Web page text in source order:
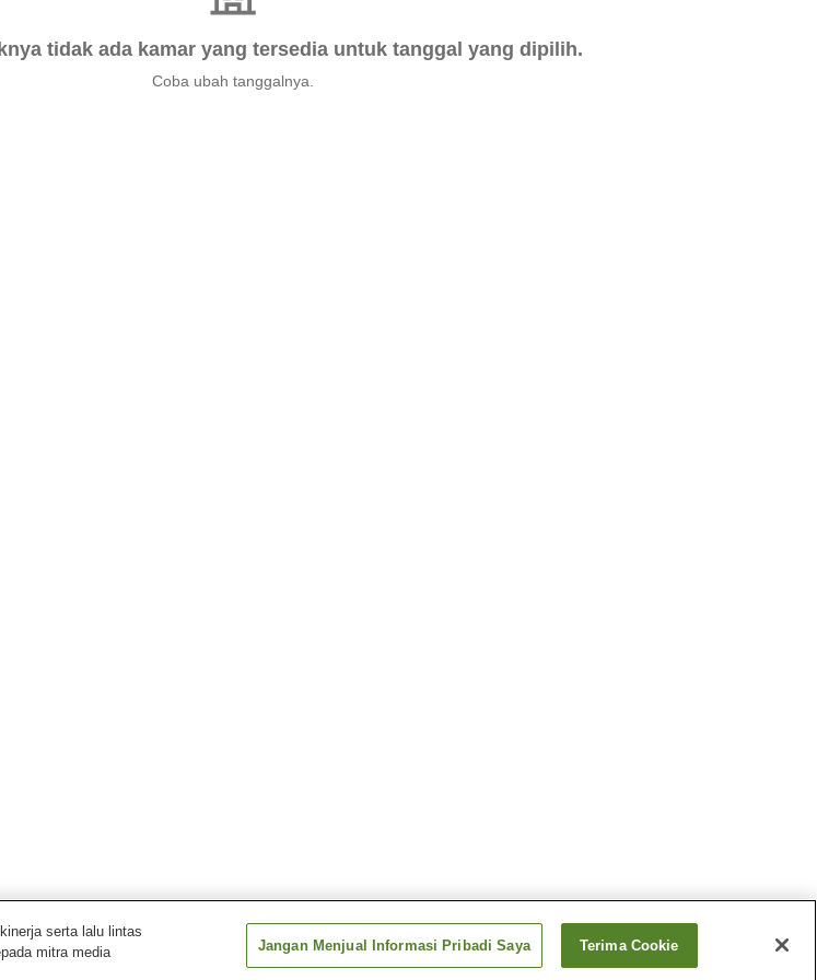
tidak ada kamar yang tersedia untuk tanggal yang dipilih.
Coba ubah tanggalnya.
serta lalu lintas
mitra media
Jangan Menjual Informasi Pribadi Saya Terima Cookie